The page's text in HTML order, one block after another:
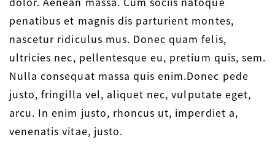
penatibus et magnis dis parturient montes,
nascetur ridiculus mus. Donec quam felis,
ultricies nec, pellentesque eu, pretium quis, sem.
Nulla consequat massa quis enim.Donec pede
justo, fringilla vel, aliquet nec, vulputate eget,
arcu. In enim justo, rhoncus ut, imperdiet a,
venenatis vitae, justo.